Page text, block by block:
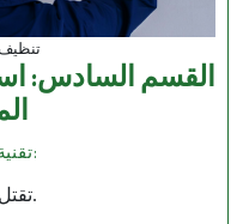
القسم السادس:
تقنية فعالة وآمنة:
تقتل البكتيريا.